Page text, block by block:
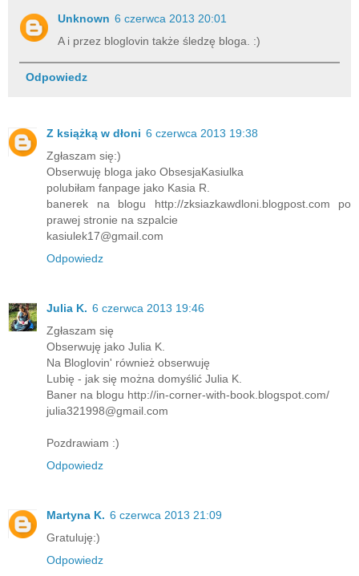
Unknown 6 czerwca 2013 20:01
A i przez bloglovin także śledzę bloga. :)
Odpowiedz
Z książką w dłoni 6 czerwca 2013 19:38
Zgłaszam się:)
Obserwuję bloga jako ObsesjaKasiulka
polubiłam fanpage jako Kasia R.
banerek na blogu http://zksiazkawdloni.blogpost.com po
prawej stronie na szpalcie
kasiulek17@gmail.com
Odpowiedz
Julia K. 6 czerwca 2013 19:46
Zgłaszam się
Obserwuję jako Julia K.
Na Bloglovin' również obserwuję
Lubię - jak się można domyślić Julia K.
Baner na blogu http://in-corner-with-book.blogspot.com/
julia321998@gmail.com
Pozdrawiam :)
Odpowiedz
Martyna K. 6 czerwca 2013 21:09
Gratuluję:)
Odpowiedz